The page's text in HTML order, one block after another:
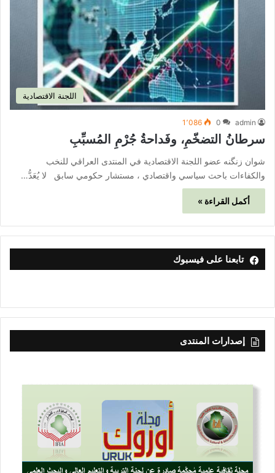
اللجنة الاقتصادية
admin
0 1٬086
سرطانُ التضخّمِ، وفَداحةُ جُرْمِ المُسبِّبِ
شوان زنگنه عضو اللجنة الاقتصادية في المنتدى العراقي للنخب
والكفاءات باحث سياسي واقتصادي ، مستشار حكومي سابق لا يُعَدُّ…
أكمل القراءة »
تابعنا على فيسبوك
إصدارات المنتدى